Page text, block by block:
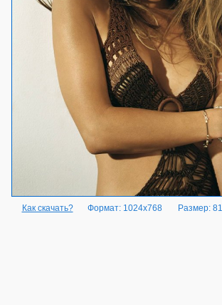
Как скачать? Формат: 1024x768 Размер: